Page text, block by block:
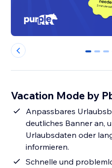
0 1 2
Vacation Mode by
Anpassbares
deutliches Banner an,
Urlaubsdaten oder
informieren.
Schnelle und